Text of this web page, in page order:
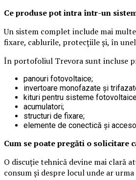
Ce produse pot intra într-un
Un sistem complet include mai
fixare, cablurile, protecțiile și, în
În portofoliul Trevora sunt incluse
panouri fotovoltaice;
invertoare monofazate și
kituri pentru sisteme
acumulatori;
structuri de fixare;
elemente de conectică și
Cum se poate pregăti o solicitare
O discuție tehnică devine mai clară
consum și despre locul unde ar